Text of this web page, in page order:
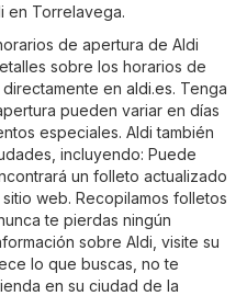
en Torrelavega.
de apertura de Aldi
sobre los horarios de
en aldi.es. Tenga
pueden variar en días
especiales. Aldi también
incluyendo: Puede
un folleto actualizado
web. Recopilamos folletos
te pierdas ningún
sobre Aldi, visite su
lo que buscas, no te
en su ciudad de la